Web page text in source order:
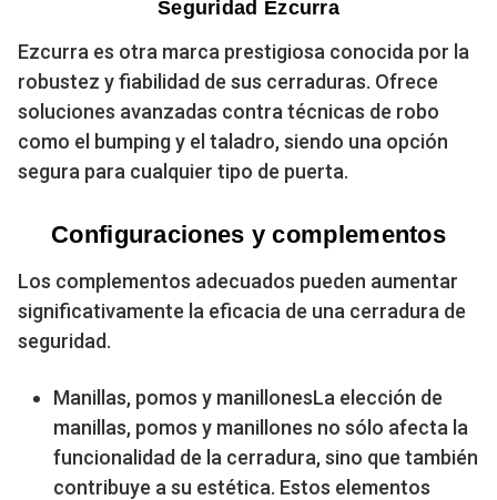
Seguridad Ezcurra
Ezcurra es otra marca prestigiosa conocida por la
robustez y fiabilidad de sus cerraduras. Ofrece
soluciones avanzadas contra técnicas de robo
como el bumping y el taladro, siendo una opción
segura para cualquier tipo de puerta.
Configuraciones y complementos
Los complementos adecuados pueden aumentar
significativamente la eficacia de una cerradura de
seguridad.
Manillas, pomos y manillonesLa elección de
manillas, pomos y manillones no sólo afecta la
funcionalidad de la cerradura, sino que también
contribuye a su estética. Estos elementos